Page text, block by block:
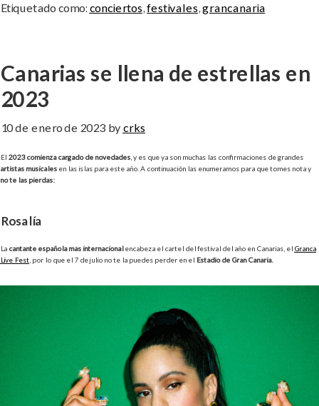
Etiquetado como: conciertos,festivales,grancanaria
Canarias se llena de estrellas en
2023
10 de enero de 2023 by crks
El 2023 comienza cargado de novedades , y es que ya son muchas las confirmaciones de grandes
artistas musicales en las islas para este año. A continuación las enumeramos para que tomes nota y
no te las pierdas:
Rosalía
La cantante española más internacionalencabeza el cartel del festival del año en Canarias, el Granca
Live Fest , por lo que el 7 de julio no te la puedes perder en el Estadio de Gran Canaria.